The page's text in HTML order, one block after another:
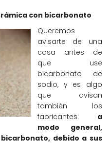
con bicarbonato
Queremos
avisarte de una
cosa antes de
que use
bicarbonato de
sodio, y es algo
que avisan
también los
fabricantes: a
modo general,
debido a sus